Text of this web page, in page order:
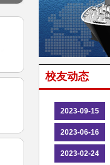
校友动态
2023-09-15
2023-06-16
2023-02-24